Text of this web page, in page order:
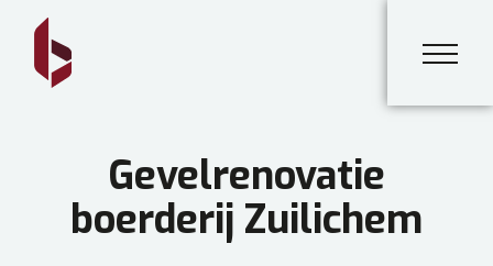
Gevelrenovatie
boerderij Zuilichem